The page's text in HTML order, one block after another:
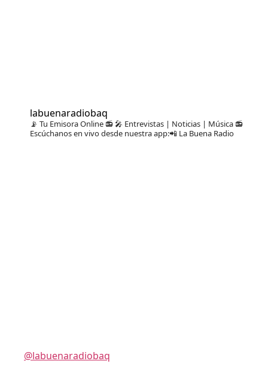
labuenaradiobaq
📡 Tu Emisora Online 📻🎤 Entrevistas | Noticias | Música📻
Escúchanos en vivo desde nuestra app:📲 La Buena Radio
@labuenaradiobaq